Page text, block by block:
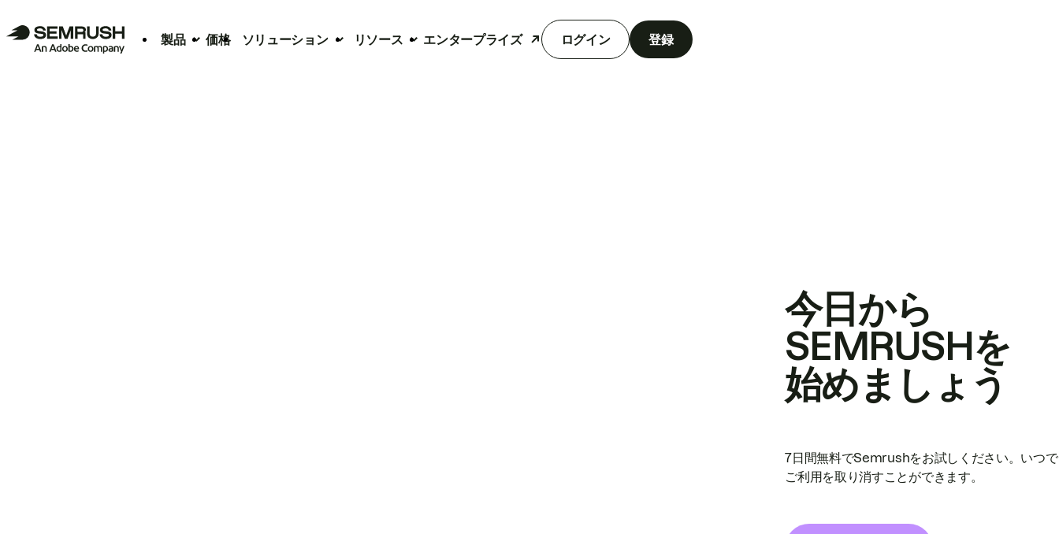
製品 価格 ソリューション リソース エンタープライズ ログイン 登録
今日から
SEMRUSHを
始めましょう
7日間無料でSemrushをお試しください。いつ
ご利用を取り消すことができます。